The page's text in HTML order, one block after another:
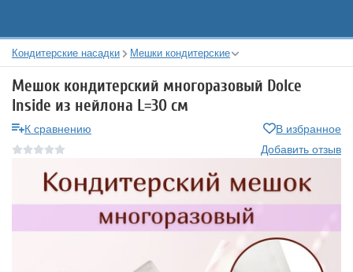
Кондитерские насадки Мешки кондитерские
Мешок кондитерский многоразовый Dolce
Inside из нейлона L=30 см
К сравнению
В избранное
Добавить отзыв